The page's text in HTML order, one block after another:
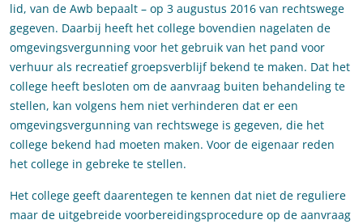
lid, van de Awb bepaalt – op 3 augustus 2016 van rechtswege
gegeven. Daarbij heeft het college bovendien nagelaten de
omgevingsvergunning voor het gebruik van het pand voor
verhuur als recreatief groepsverblijf bekend te maken. Dat het
college heeft besloten om de aanvraag buiten behandeling te
stellen, kan volgens hem niet verhinderen dat er een
omgevingsvergunning van rechtswege is gegeven, die het
college bekend had moeten maken. Voor de eigenaar reden
het college in gebreke te stellen.
Het college geeft daarentegen te kennen dat niet de reguliere
maar de uitgebreide voorbereidingsprocedure op de aanvraag